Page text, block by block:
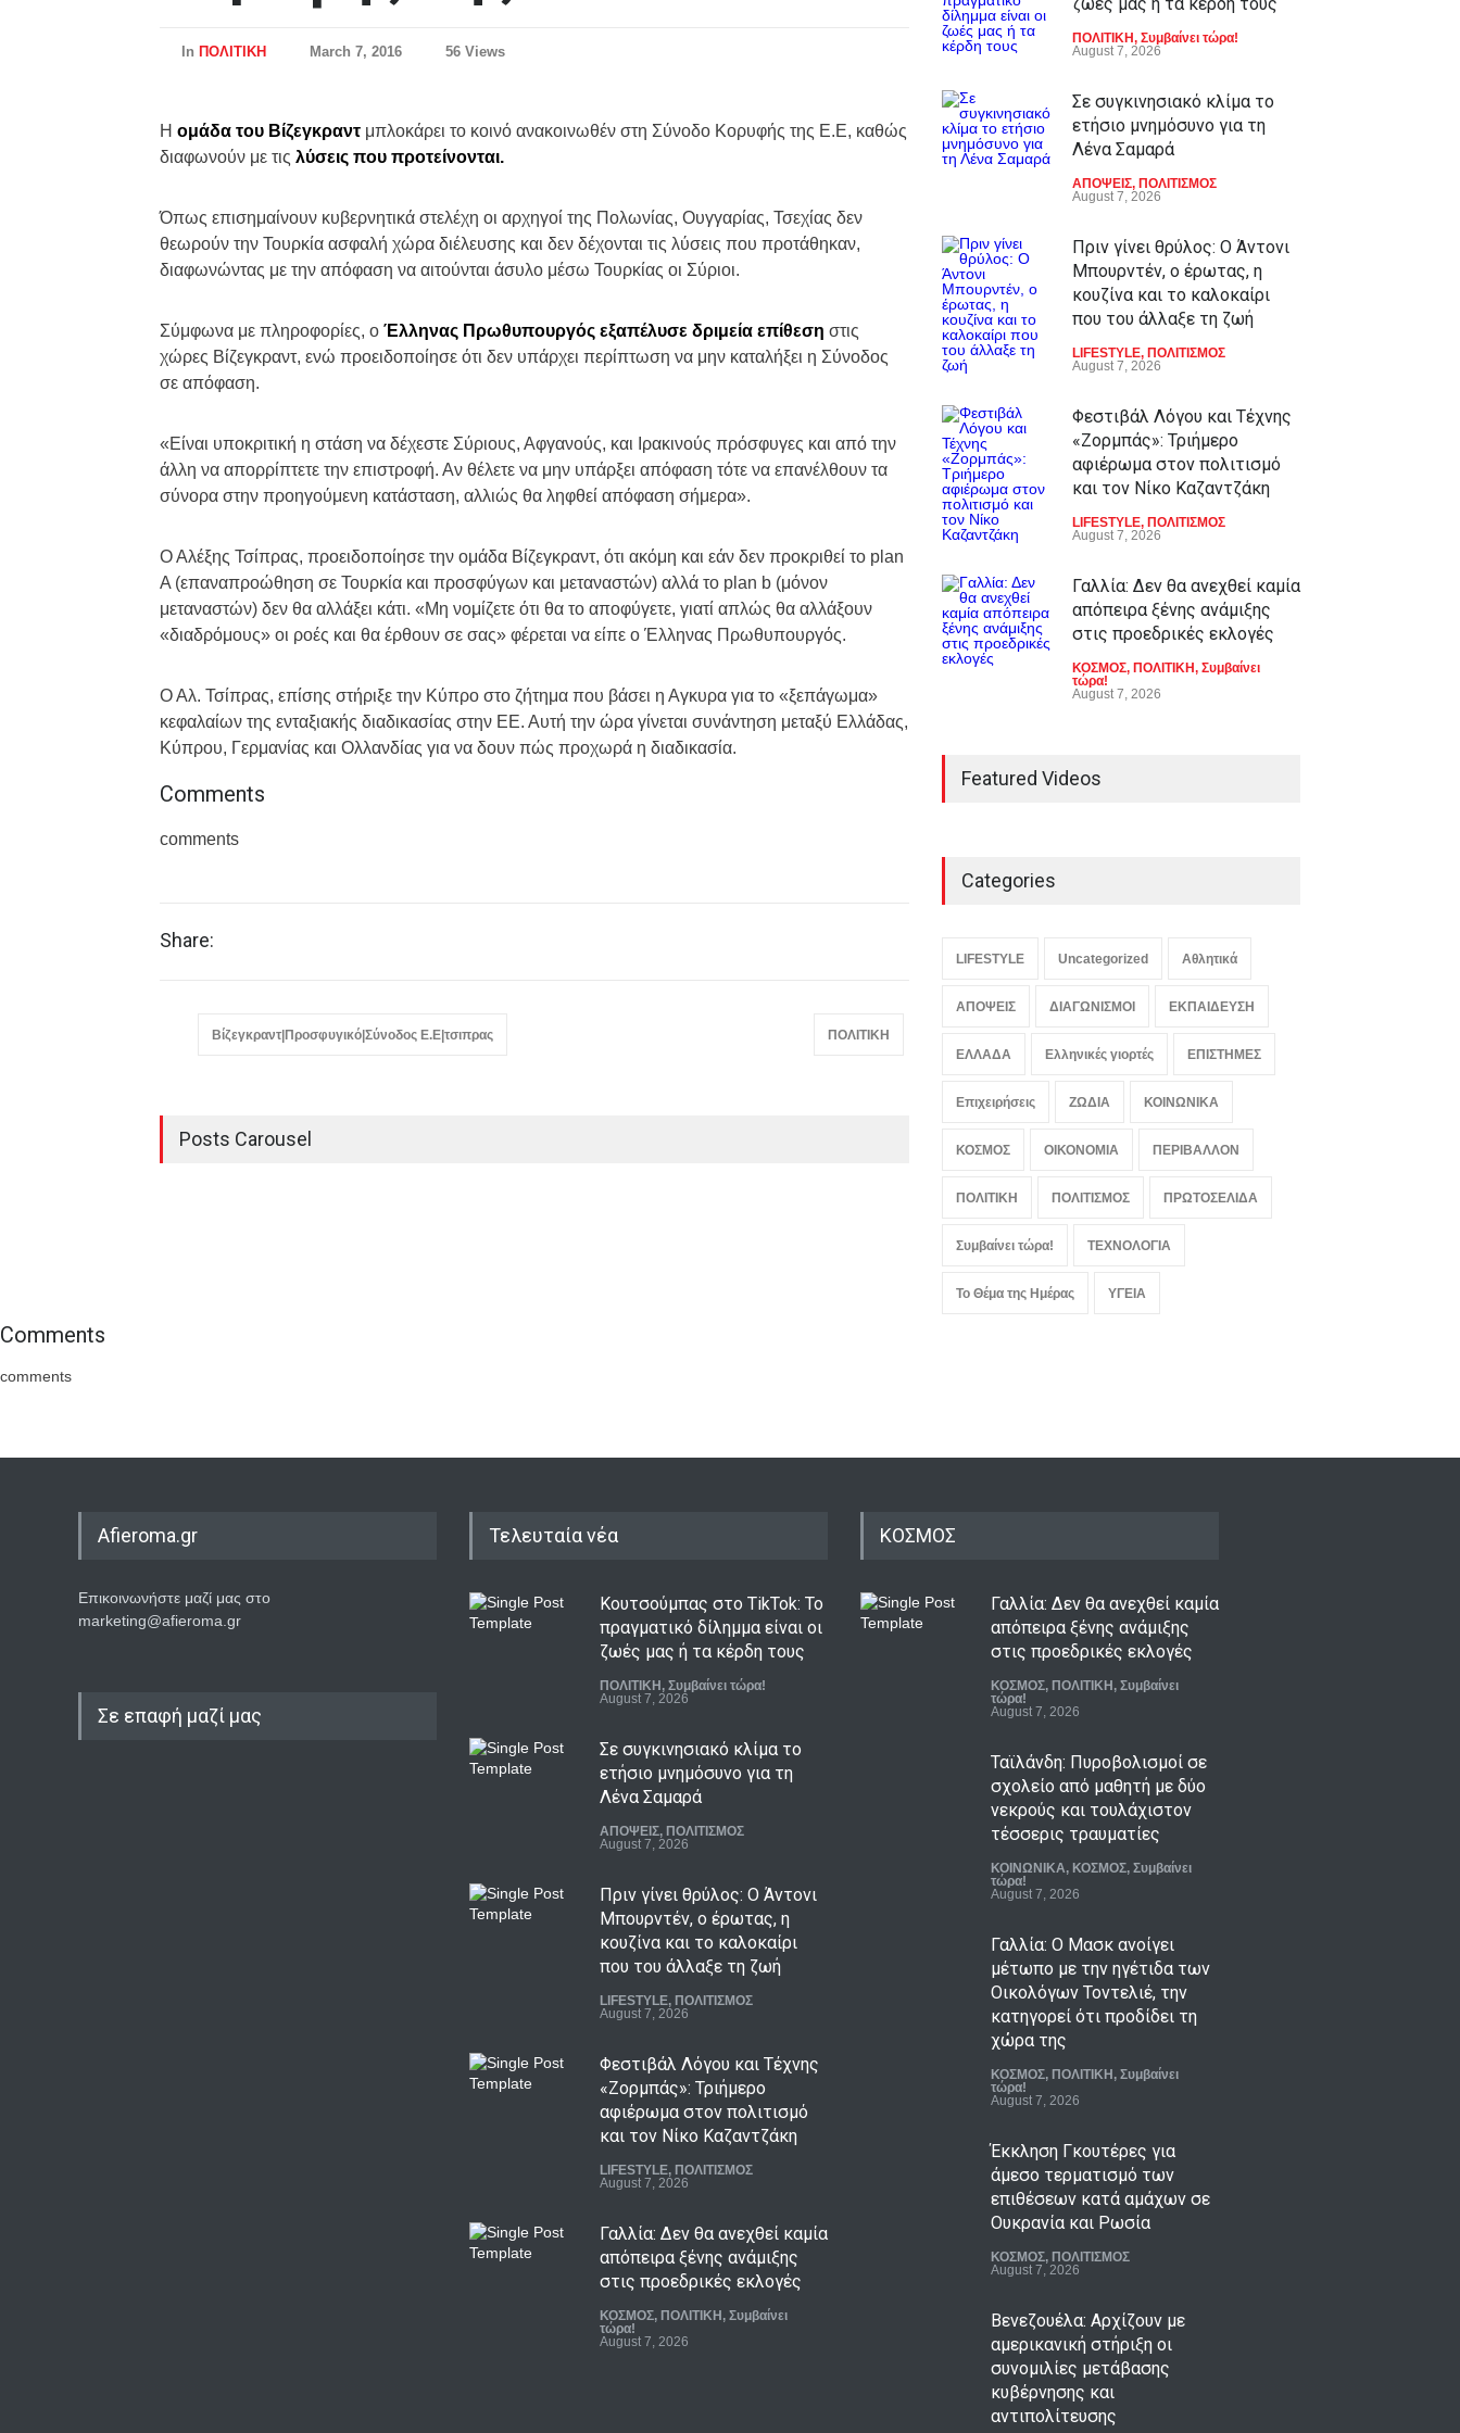
In ΠΟΛΙΤΙΚΗ March 7, 2016 56 Views
Η ομάδα του Βίζεγκραντ μπλοκάρει το κοινό ανακοινωθέν στη Σύνοδο Κορυφής της Ε.Ε, καθώς
διαφωνούν με τις λύσεις που προτείνονται.
Όπως επισημαίνουν κυβερνητικά στελέχη οι αρχηγοί της Πολωνίας, Ουγγαρίας, Τσεχίας δεν
θεωρούν την Τουρκία ασφαλή χώρα διέλευσης και δεν δέχονται τις λύσεις που προτάθηκαν,
διαφωνώντας με την απόφαση να αιτούνται άσυλο μέσω Τουρκίας οι Σύριοι.
Σύμφωνα με πληροφορίες, ο Έλληνας Πρωθυπουργός εξαπέλυσε δριμεία επίθεση στις
χώρες Βίζεγκραντ, ενώ προειδοποίησε ότι δεν υπάρχει περίπτωση να μην καταλήξει η Σύνοδος
σε απόφαση.
«Είναι υποκριτική η στάση να δέχεστε Σύριους, Αφγανούς, και Ιρακινούς πρόσφυγες και από την
άλλη να απορρίπτετε την επιστροφή. Αν θέλετε να μην υπάρξει απόφαση τότε να επανέλθουν τα
σύνορα στην προηγούμενη κατάσταση, αλλιώς θα ληφθεί απόφαση σήμερα».
Ο Αλέξης Τσίπρας, προειδοποίησε την ομάδα Βίζεγκραντ, ότι ακόμη και εάν δεν προκριθεί το plan
A (επαναπροώθηση σε Τουρκία και προσφύγων και μεταναστών) αλλά το plan b (μόνον
μεταναστών) δεν θα αλλάξει κάτι. «Μη νομίζετε ότι θα το αποφύγετε, γιατί απλώς θα αλλάξουν
«διαδρόμους» οι ροές και θα έρθουν σε σας» φέρεται να είπε ο Έλληνας Πρωθυπουργός.
Ο Αλ. Τσίπρας, επίσης στήριξε την Κύπρο στο ζήτημα που βάσει η Αγκυρα για το «ξεπάγωμα»
κεφαλαίων της ενταξιακής διαδικασίας στην ΕΕ. Αυτή την ώρα γίνεται συνάντηση μεταξύ Ελλάδας,
Κύπρου, Γερμανίας και Ολλανδίας για να δουν πώς προχωρά η διαδικασία.
Comments
comments
Share:
Βίζεγκραντ|Προσφυγικό|Σύνοδος Ε.Ε|τσιπρας ΠΟΛΙΤΙΚΗ
Posts Carousel
ΠΟΛΙΤΙΚΗ, Συμβαίνει τώρα!
August 7, 2026
Σε συγκινησιακό κλίμα το
ετήσιο μνημόσυνο για τη
Λένα Σαμαρά
ΑΠΟΨΕΙΣ, ΠΟΛΙΤΙΣΜΟΣ
August 7, 2026
Πριν γίνει θρύλος: Ο Άντονι
Μπουρντέν, ο έρωτας, η
κουζίνα και το καλοκαίρι
που του άλλαξε τη ζωή
LIFESTYLE, ΠΟΛΙΤΙΣΜΟΣ
August 7, 2026
Φεστιβάλ Λόγου και Τέχνης
«Ζορμπάς»: Τριήμερο
αφιέρωμα στον πολιτισμό
και τον Νίκο Καζαντζάκη
LIFESTYLE, ΠΟΛΙΤΙΣΜΟΣ
August 7, 2026
Γαλλία: Δεν θα ανεχθεί καμία
απόπειρα ξένης ανάμιξης
στις προεδρικές εκλογές
ΚΟΣΜΟΣ, ΠΟΛΙΤΙΚΗ, Συμβαίνει
τώρα!
August 7, 2026
Featured Videos
Categories
LIFESTYLE Uncategorized Αθλητικά
ΑΠΟΨΕΙΣ ΔΙΑΓΩΝΙΣΜΟΙ ΕΚΠΑΙΔΕΥΣΗ
ΕΛΛΑΔΑ Ελληνικές γιορτές ΕΠΙΣΤΗΜΕΣ
Επιχειρήσεις ΖΩΔΙΑ ΚΟΙΝΩΝΙΚΑ
ΚΟΣΜΟΣ ΟΙΚΟΝΟΜΙΑ ΠΕΡΙΒΑΛΛΟΝ
ΠΟΛΙΤΙΚΗ ΠΟΛΙΤΙΣΜΟΣ ΠΡΩΤΟΣΕΛΙΔΑ
Συμβαίνει τώρα! ΤΕΧΝΟΛΟΓΙΑ
Το Θέμα της Ημέρας ΥΓΕΙΑ
Comments
comments
Afieroma.gr
Επικοινωνήστε μαζί μας στο
marketing@afieroma.gr
Σε επαφή μαζί μας
Τελευταία νέα
Κουτσούμπας στο TikTok: Το
πραγματικό δίλημμα είναι οι
ζωές μας ή τα κέρδη τους
ΠΟΛΙΤΙΚΗ , Συμβαίνει τώρα!
August 7, 2026
Σε συγκινησιακό κλίμα το
ετήσιο μνημόσυνο για τη
Λένα Σαμαρά
ΑΠΟΨΕΙΣ, ΠΟΛΙΤΙΣΜΟΣ
August 7, 2026
Πριν γίνει θρύλος: Ο Άντονι
Μπουρντέν, ο έρωτας, η
κουζίνα και το καλοκαίρι
που του άλλαξε τη ζωή
LIFESTYLE, ΠΟΛΙΤΙΣΜΟΣ
August 7, 2026
Φεστιβάλ Λόγου και Τέχνης
«Ζορμπάς»: Τριήμερο
αφιέρωμα στον πολιτισμό
και τον Νίκο Καζαντζάκη
LIFESTYLE, ΠΟΛΙΤΙΣΜΟΣ
August 7, 2026
Γαλλία: Δεν θα ανεχθεί καμία
απόπειρα ξένης ανάμιξης
στις προεδρικές εκλογές
ΚΟΣΜΟΣ, ΠΟΛΙΤΙΚΗ , Συμβαίνει
τώρα!
August 7, 2026
ΚΟΣΜΟΣ
Γαλλία: Δεν θα ανεχθεί καμία
απόπειρα ξένης ανάμιξης
στις προεδρικές εκλογές
ΚΟΣΜΟΣ, ΠΟΛΙΤΙΚΗ , Συμβαίνει
τώρα!
August 7, 2026
Ταϊλάνδη: Πυροβολισμοί σε
σχολείο από μαθητή με δύο
νεκρούς και τουλάχιστον
τέσσερις τραυματίες
ΚΟΙΝΩΝΙΚΑ, ΚΟΣΜΟΣ, Συμβαίνει
τώρα!
August 7, 2026
Γαλλία: Ο Μασκ ανοίγει
μέτωπο με την ηγέτιδα των
Οικολόγων Τοντελιέ, την
κατηγορεί ότι προδίδει τη
χώρα της
ΚΟΣΜΟΣ, ΠΟΛΙΤΙΚΗ , Συμβαίνει
τώρα!
August 7, 2026
Έκκληση Γκουτέρες για
άμεσο τερματισμό των
επιθέσεων κατά αμάχων σε
Ουκρανία και Ρωσία
ΚΟΣΜΟΣ, ΠΟΛΙΤΙΣΜΟΣ
August 7, 2026
Βενεζουέλα: Αρχίζουν με
αμερικανική στήριξη οι
συνομιλίες μετάβασης
κυβέρνησης και
αντιπολίτευσης